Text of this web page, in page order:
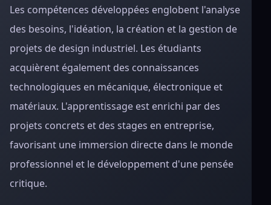
Les compétences développées englobent l'analyse
des besoins, l'idéation, la création et la gestion de
projets de design industriel. Les étudiants
acquièrent également des connaissances
technologiques en mécanique, électronique et
matériaux. L'apprentissage est enrichi par des
projets concrets et des stages en entreprise,
favorisant une immersion directe dans le monde
professionnel et le développement d'une pensée
critique.